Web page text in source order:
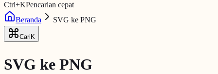
Ctrl+KPencarian cepat
Beranda
SVG ke PNG
Cari K
SVG ke PNG